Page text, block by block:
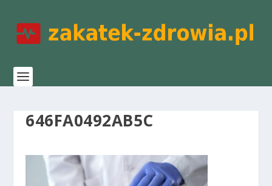
646FA0492AB5C